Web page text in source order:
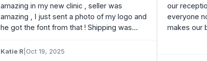
amazing in my new clinic , seller was
amazing , I just sent a photo of my logo and
he got the font from that ! Shipping was...
Katie R Oct 19, 2025
our
everyone
makes our